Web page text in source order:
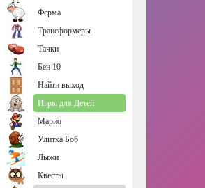
Ферма
Трансформеры
Тачки
Бен 10
Найти выход
Игры для Детей
Марио
Улитка Боб
Лыжи
Квесты